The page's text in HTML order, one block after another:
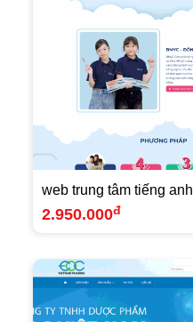
web trung tâm tiếng anh
2.950.000đ